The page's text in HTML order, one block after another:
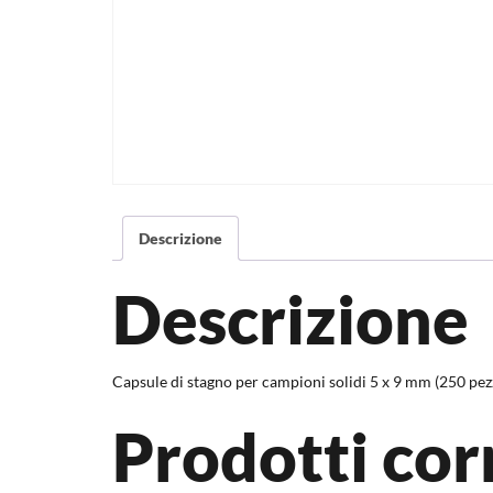
Descrizione
Descrizione
Capsule di stagno per campioni solidi 5 x 9 mm (250
Prodotti